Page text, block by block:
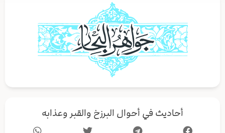
أحاديث في أحوال البرزخ والقبر وعذابه